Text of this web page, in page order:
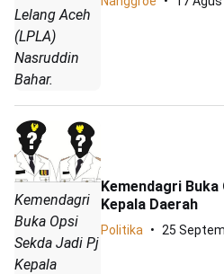
Lelang Aceh
(LPLA)
Nasruddin
Bahar.
Kemendagri
Buka Opsi
Sekda Jadi Pj
Kepala
Kemendagri
Kepala Daerah
Politika 25